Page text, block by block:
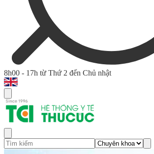
8h00 - 17h từ Thứ 2 đến Chủ nhật